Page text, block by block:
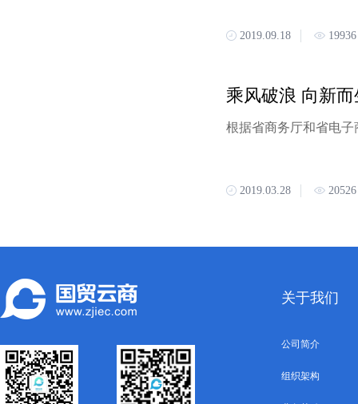
2019.09.18 19936
2019.03.28 20526
关于我们
公司简介
组织架构